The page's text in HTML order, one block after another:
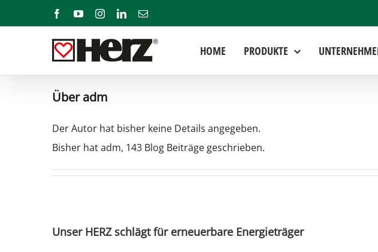
Inhalt
FacebookYouTubeInstagramLinkedIn
E-
HOME PRODUKTE
Überadm
Der Autor hat bisher keine Details angegeben.
Bisher hat adm, 143 Blog Beiträge geschrieben.
Unser HERZ schlägt für erneuerbare Energieträger